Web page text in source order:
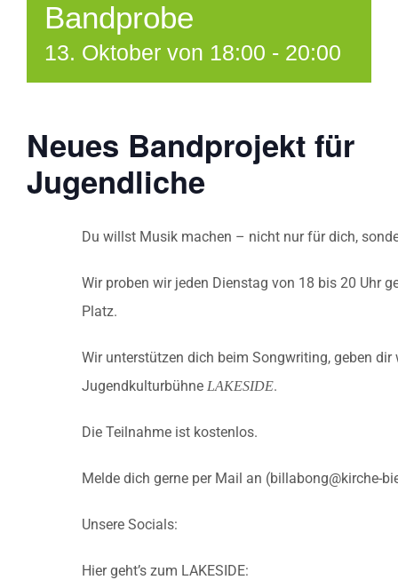
Bandprobe
13. Oktober von 18:00 - 20:00
Neues Bandprojekt für
Jugendliche
Du willst Musik machen – nicht nur für dich,
Wir proben wir jeden Dienstag von 18 bis 20 Uhr
Platz.
Wir unterstützen dich beim Songwriting, geben
Jugendkulturbühne LAKESIDE.
Die Teilnahme ist kostenlos.
Melde dich gerne per Mail an (billabong@kirche-
Unsere Socials:
Hier geht’s zum LAKESIDE: